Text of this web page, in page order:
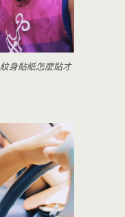
身貼紙怎麼貼才